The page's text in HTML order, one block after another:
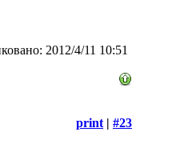
2012/4/11 10:51
print | #23